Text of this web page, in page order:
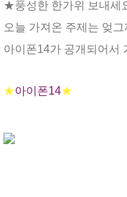
★풍성한 한가위 보내세
오늘 가져온 주제는 엊그
아이폰14가 공개되어서
★아이폰14★